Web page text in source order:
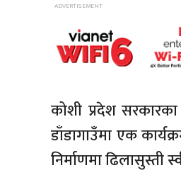
कोशी प्रदेश सरकारका
डाँडागाउँमा एक
निर्माणमा ढिलासुस्ती